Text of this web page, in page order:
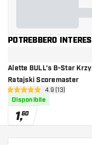
POTREBBERO
Alette BULL's B-Star
Ratajski Scoremaster
apri pannello
4.9 stelle di valutazione
4.9 (13)
Disponibile
1,60